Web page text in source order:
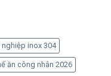
inox 304
ăn công nhân 2026